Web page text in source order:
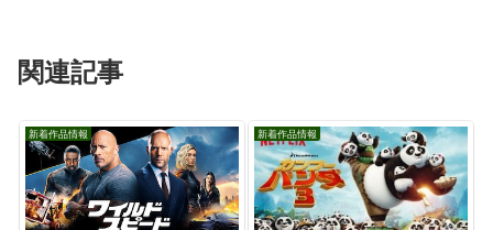
関連記事
新着作品情報 新着作品情報